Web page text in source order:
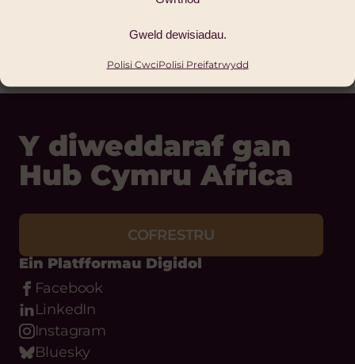
Gweld dewisiadau.
Polisi CwciPolisi Preifatrwydd
Y diweddaraf gan
Hub Cymru Africa
COFRESTRU
Ein Platfformau Digidol
Facebook
LinkedIn
Instagram
Bluesky